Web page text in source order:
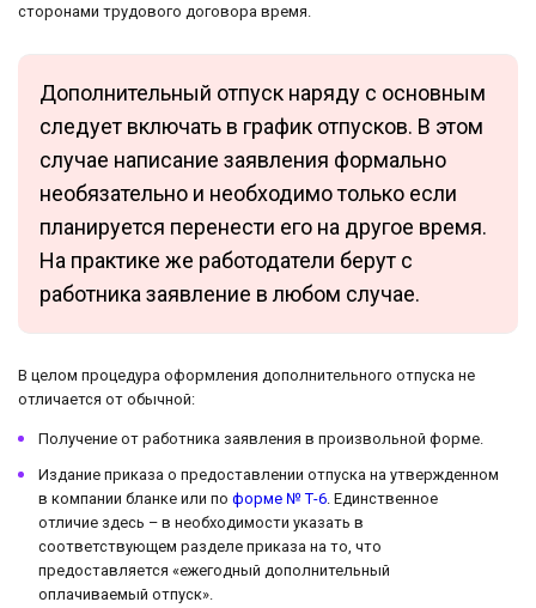
сторонами трудового договора время.
Дополнительный отпуск наряду с основным
следует включать в график отпусков. В этом
случае написание заявления формально
необязательно и необходимо только если
планируется перенести его на другое время.
На практике же работодатели берут с
работника заявление в любом случае.
В целом процедура оформления дополнительного отпуска не
отличается от обычной:
Получение от работника заявления в произвольной форме.
Издание приказа о предоставлении отпуска на утвержденном
в компании бланке или по форме № Т-6 . Единственное
отличие здесь – в необходимости указать в
соответствующем разделе приказа на то, что
предоставляется «ежегодный дополнительный
оплачиваемый отпуск».